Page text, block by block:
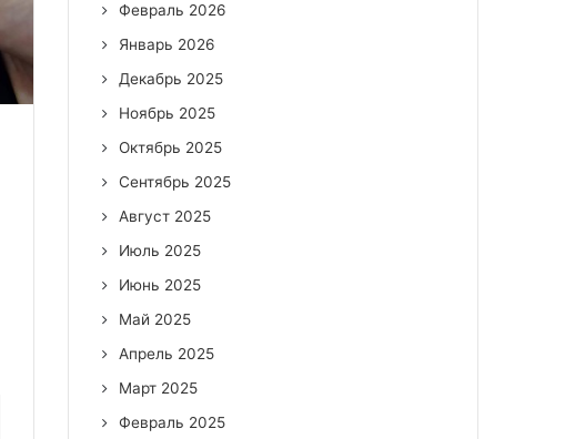
Февраль 2026
Январь 2026
Декабрь 2025
Ноябрь 2025
Октябрь 2025
Сентябрь 2025
Август 2025
Июль 2025
Июнь 2025
Май 2025
Апрель 2025
Март 2025
Февраль 2025